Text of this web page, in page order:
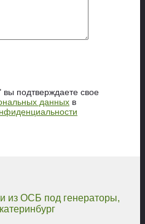
подтверждаете свое
данных в
из ОСБ под генераторы,